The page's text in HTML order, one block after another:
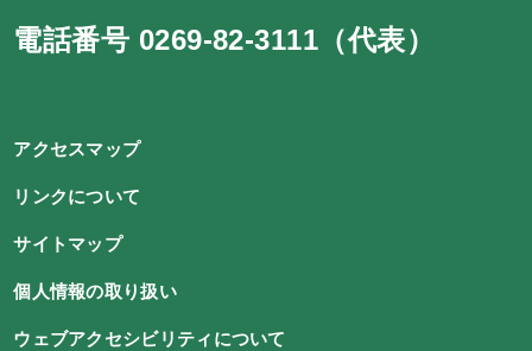
電話番号 0269-82-3111（代表）
アクセスマップ
リンクについて
サイトマップ
個人情報の取り扱い
ウェブアクセシビリティについて